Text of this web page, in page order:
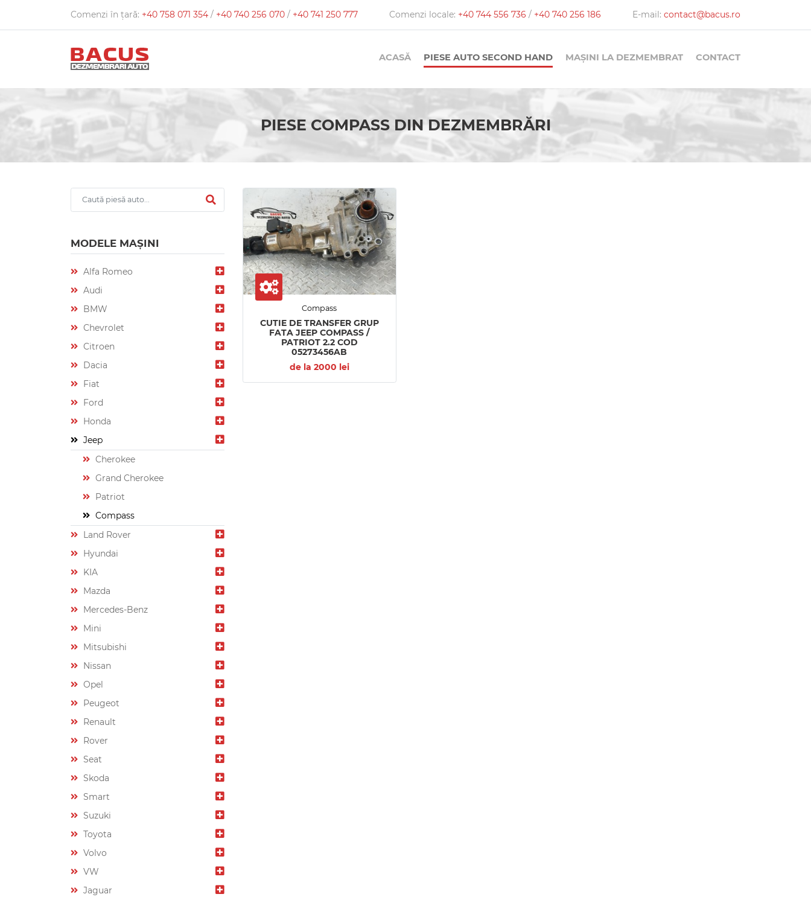
Comenzi în țară: +40 758 071 354 / +40 740 256 070 / +40 741 250 777 Comenzi locale: +40 744 556 736 / +40 740 256 186 E-mail:contact@bacus.ro
ACASĂ PIESE AUTO SECOND HAND MAȘINI LA DEZMEMBRAT CONTACT
PIESE COMPASS DIN DEZMEMBRĂRI
MODELE MAȘINI
Alfa Romeo
Audi
BMW
Chevrolet
Citroen
Dacia
Fiat
Ford
Honda
Jeep
Cherokee
Grand Cherokee
Patriot
Compass
Land Rover
Hyundai
KIA
Mazda
Mercedes-Benz
Mini
Mitsubishi
Nissan
Opel
Peugeot
Renault
Rover
Seat
Skoda
Smart
Suzuki
Toyota
Volvo
VW
Jaguar
Compass
CUTIE DE TRANSFER GRUP
FATA JEEP COMPASS /
PATRIOT 2.2 COD
05273456AB
de la 2000 lei